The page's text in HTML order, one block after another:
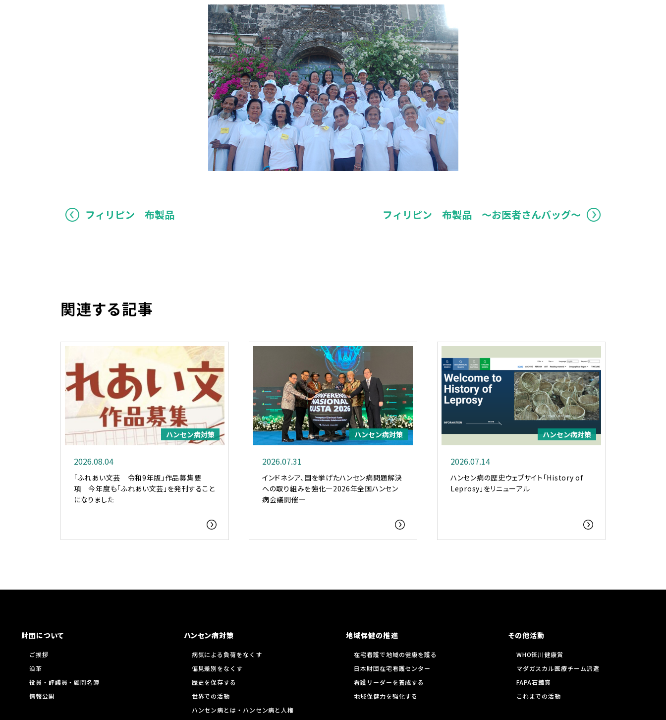
フィリピン 布製品 フィリピン 布製品 ～お医者さんバッグ～
関連する記事
ハンセン病対策
2026.08.04
「ふれあい文芸 令和9年版」作品募集要
項 今年度も「ふれあい文芸」を発刊すること
になりました
ハンセン病対策
2026.07.31
インドネシア、国を挙げたハンセン病問題解決
への取り組みを強化―2026年全国ハンセン
病会議開催―
ハンセン病対策
2026.07.14
ハンセン病の歴史ウェブサイト「History of
Leprosy」をリニューアル
財団について
ご挨拶
沿革
役員・評議員・顧問名簿
情報公開
ハンセン病対策
病気による負荷をなくす
偏見差別をなくす
歴史を保存する
世界での活動
ハンセン病とは・ハンセン病と人権
地域保健の推進
在宅看護で地域の健康を護る
日本財団在宅看護センター
看護リーダーを養成する
地域保健力を強化する
その他活動
WHO笹川健康賞
マダガスカル医療チーム派遣
FAPA石館賞
これまでの活動